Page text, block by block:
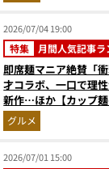
2026/07/04 19:00
特集 月間人気記事ラ
即席麺マニア絶賛「
才コラボ、一口で理
新作…ほか【カップ
スト3】（2026年5月
グルメ
2026/07/01 15:00